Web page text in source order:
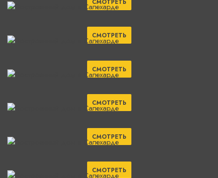
СМОТРЕТЬ
СМОТРЕТЬ
СМОТРЕТЬ
СМОТРЕТЬ
СМОТРЕТЬ
СМОТРЕТЬ